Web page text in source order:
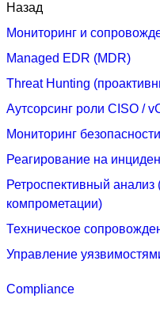
Назад
Мониторинг и
Managed EDR (MDR)
Threat Hunting
Аутсорсинг роли CISO /
Мониторинг
Реагирование на
Ретроспективный
компрометации)
Техническое
Управление
Compliance